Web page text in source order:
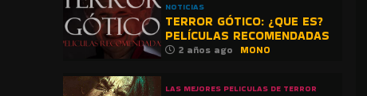
NOTICIAS
TERROR GÓTICO: ¿QUE ES?
PELÍCULAS RECOMENDADAS
2 años ago MONO
LAS MEJORES PELICULAS DE TERROR